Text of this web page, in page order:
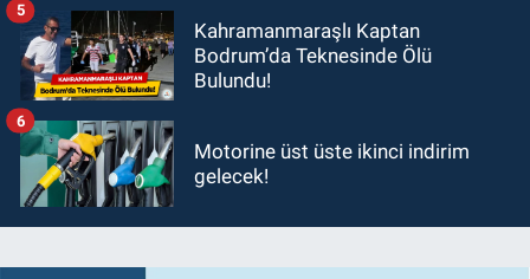
Kahramanmaraşlı Kaptan
Bodrum’da Teknesinde Ölü
Bulundu!
5
Motorine üst üste ikinci indirim
gelecek!
6